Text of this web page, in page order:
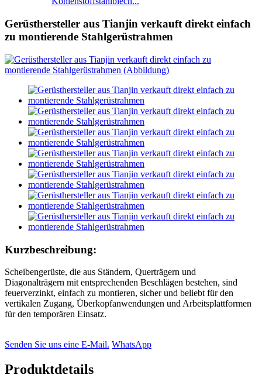
Gerüsthersteller aus Tianjin verkauft direkt einfach
zu montierende Stahlgerüstrahmen
Kurzbeschreibung:
Scheibengerüste, die aus Ständern, Querträgern und
Diagonalträgern mit entsprechenden Beschlägen bestehen, sind
feuerverzinkt, einfach zu montieren, sicher und beliebt für den
vertikalen Zugang, Überkopfanwendungen und Arbeitsplattformen
für den temporären Einsatz.
Senden Sie uns eine E-Mail. WhatsApp
Produktdetails